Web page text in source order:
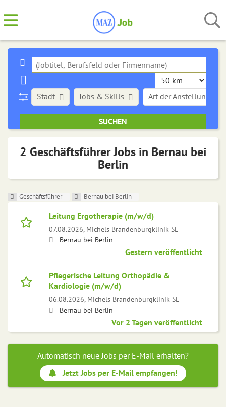
Stadt Art der Anstellung
Jobs & Skills
2 Geschäftsführer Jobs in Bernau bei
Berlin
Geschäftsführer Bernau bei Berlin
Leitung Ergotherapie (m/w/d)
07.08.2026, Michels Brandenburgklinik SE
Bernau bei Berlin
Gestern veröffentlicht
Pflegerische Leitung Orthopädie &
Kardiologie (m/w/d)
06.08.2026, Michels Brandenburgklinik SE
Bernau bei Berlin
Vor 2 Tagen veröffentlicht
Automatisch neue Jobs per E-Mail erhalten?
Jetzt Jobs per E-Mail empfangen!